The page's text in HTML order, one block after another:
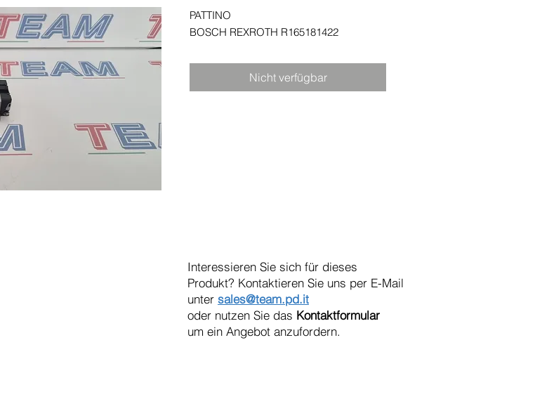
PATTINO
BOSCH REXROTH R165181422
Nicht verfügbar
Interessieren Sie sich für dieses
Produkt? Kontaktieren Sie uns per E-Mail
unter sales@team.pd.it
oder nutzen Sie das Kontaktformular
um ein Angebot anzufordern.